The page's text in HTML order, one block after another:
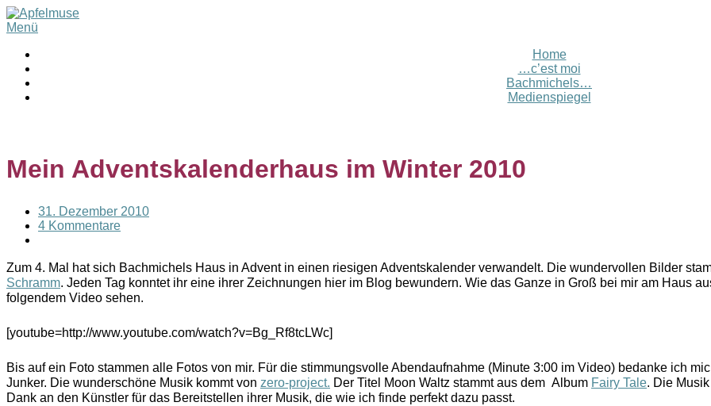
Menü
Home
…c’est moi
Bachmichels…
Medienspiegel
Mein Adventskalenderhaus im Winter 2010
31. Dezember 2010
4 Kommentare
Zum 4. Mal hat sich Bachmichels Haus in Advent in einen riesigen Adventskalender verwandelt. Die wundervollen Bilder
Schramm. Jeden Tag konntet ihr eine ihrer Zeichnungen hier im Blog bewundern. Wie das Ganze in Groß bei mir am Haus
folgendem Video sehen.
[youtube=http://www.youtube.com/watch?v=Bg_Rf8tcLWc]
Bis auf ein Foto stammen alle Fotos von mir. Für die stimmungsvolle Abendaufnahme (Minute 3:00 im Video) bedanke ich
Junker. Die wunderschöne Musik kommt von zero-project. Der Titel Moon Waltz stammt aus dem Album Fairy Tale. Die
Dank an den Künstler für das Bereitstellen ihrer Musik, die wie ich finde perfekt dazu passt.